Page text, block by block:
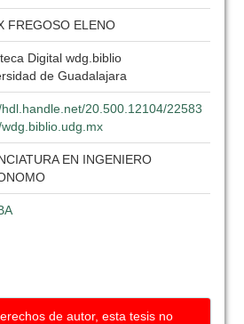
FREGOSO ELENO
Digital wdg.biblio
de Guadalajara
20.500.12104/22583
EN INGENIERO
de autor, esta tesis no